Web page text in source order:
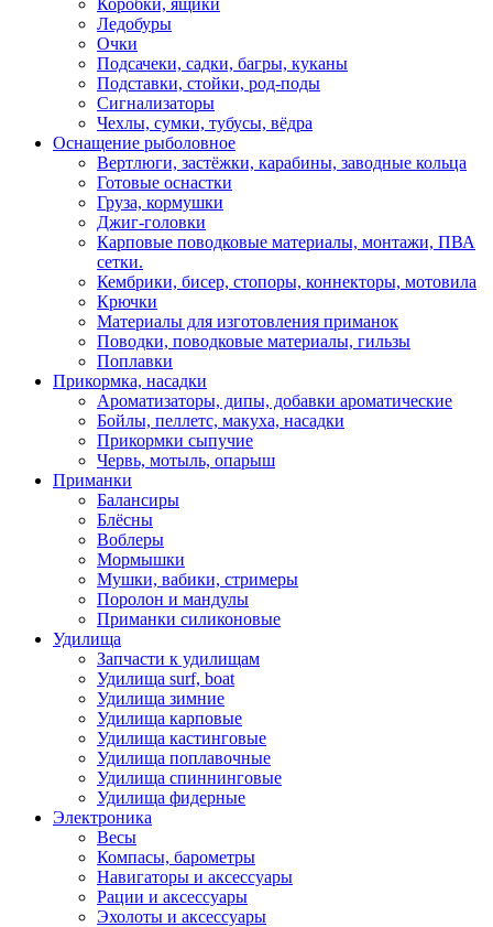
Коробки, ящики
Ледобуры
Очки
Подсачеки, садки, багры, куканы
Подставки, стойки, род-поды
Сигнализаторы
Чехлы, сумки, тубусы, вёдра
Оснащение рыболовное
Вертлюги, застёжки, карабины, заводные кольца
Готовые оснастки
Груза, кормушки
Джиг-головки
Карповые поводковые материалы, монтажи, ПВА
сетки.
Кембрики, бисер, стопоры, коннекторы, мотовила
Крючки
Материалы для изготовления приманок
Поводки, поводковые материалы, гильзы
Поплавки
Прикормка, насадки
Ароматизаторы, дипы, добавки ароматические
Бойлы, пеллетс, макуха, насадки
Прикормки сыпучие
Червь, мотыль, опарыш
Приманки
Балансиры
Блёсны
Воблеры
Мормышки
Мушки, вабики, стримеры
Поролон и мандулы
Приманки силиконовые
Удилища
Запчасти к удилищам
Удилища surf, boat
Удилища зимние
Удилища карповые
Удилища кастинговые
Удилища поплавочные
Удилища спиннинговые
Удилища фидерные
Электроника
Весы
Компасы, барометры
Навигаторы и аксессуары
Рации и аксессуары
Эхолоты и аксессуары